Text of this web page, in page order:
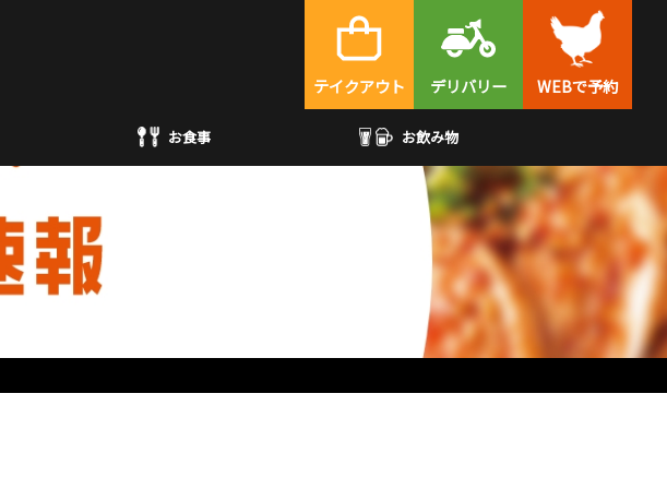
テイクアウト デリバリー WEBで予約
お食事 お飲み物